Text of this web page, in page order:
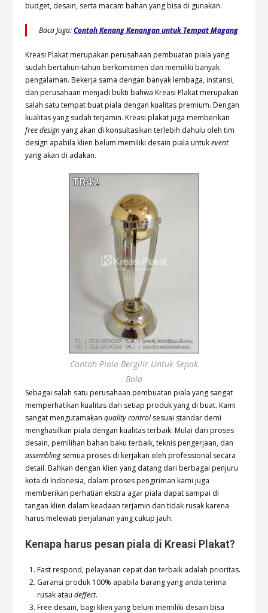
budget, desain, serta macam bahan yang bisa di gunakan.
Baca Juga:Contoh Kenang Kenangan untuk Tempat Magang
Kreasi Plakat merupakan perusahaan pembuatan piala yang
sudah bertahun-tahun berkomitmen dan memiliki banyak
pengalaman. Bekerja sama dengan banyak lembaga, instansi,
dan perusahaan menjadi bukti bahwa Kreasi Plakat merupakan
salah satu tempat buat piala dengan kualitas premium. Dengan
kualitas yang sudah terjamin. Kreasi plakat juga memberikan
free designyang akan di konsultasikan terlebih dahulu oleh tim
design apabila klien belum memiliki desain piala untukevent
yang akan di adakan.
Contoh Piala Bergilir Untuk Sepak
Bola
Sebagai salah satu perusahaan pembuatan piala yang sangat
memperhatikan kualitas dari setiap produk yang di buat. Kami
sangat mengutamakanquality controlsesuai standar demi
menghasilkan piala dengan kualitas terbaik. Mulai dari proses
desain, pemilihan bahan baku terbaik, teknis pengerjaan, dan
assemblingsemua proses di kerjakan oleh professional secara
detail. Bahkan dengan klien yang datang dari berbagai penjuru
kota di Indonesia, dalam proses pengiriman kami juga
memberikan perhatian ekstra agar piala dapat sampai di
tangan klien dalam keadaan terjamin dan tidak rusak karena
harus melewati perjalanan yang cukup jauh.
Kenapa harus pesan piala di Kreasi Plakat?
Fast respond, pelayanan cepat dan terbaik adalah prioritas.
Garansi produk 100% apabila barang yang anda terima
rusak ataudeffect.
Free desain, bagi klien yang belum memiliki desain bisa